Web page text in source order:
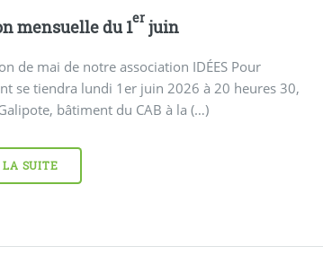
mensuelle du 1er juin
de mai de notre association IDÉES Pour
se tiendra lundi 1er juin 2026 à 20 heures 30,
bâtiment du CAB à la (…)
LA SUITE